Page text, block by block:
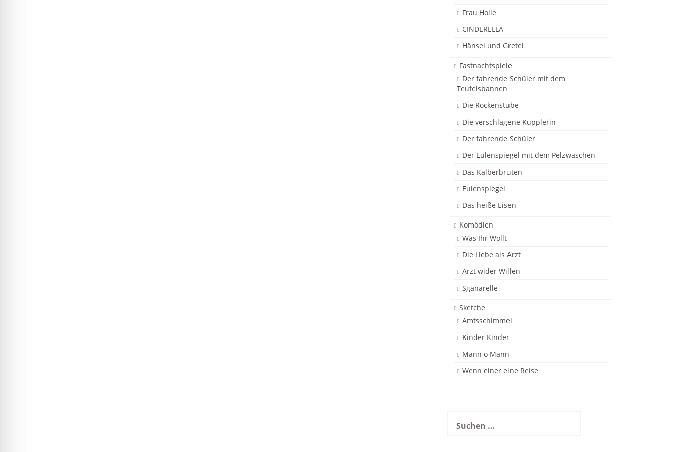
Frau Holle
CINDERELLA
Hänsel und Gretel
Fastnachtspiele
Der fahrende Schüler mit dem
Teufelsbannen
Die Rockenstube
Die verschlagene Kupplerin
Der fahrende Schüler
Der Eulenspiegel mit dem Pelzwaschen
Das Kälberbrüten
Eulenspiegel
Das heiße Eisen
Komödien
Was Ihr Wollt
Die Liebe als Arzt
Arzt wider Willen
Sganarelle
Sketche
Amtsschimmel
Kinder Kinder
Mann o Mann
Wenn einer eine Reise
nach: